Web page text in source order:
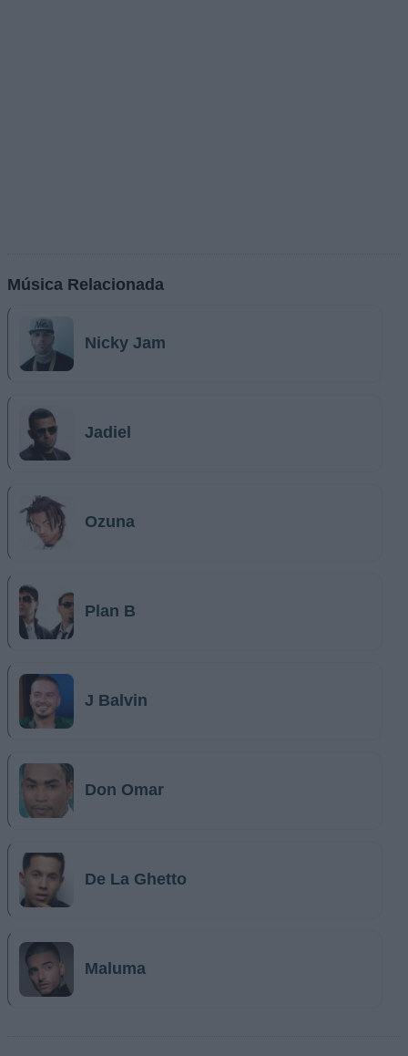
Música Relacionada
Nicky Jam
Jadiel
Ozuna
Plan B
J Balvin
Don Omar
De La Ghetto
Maluma